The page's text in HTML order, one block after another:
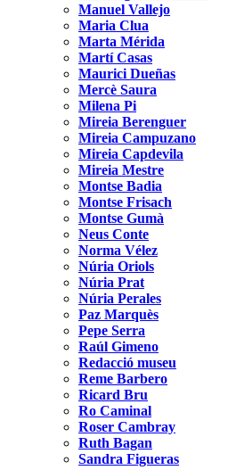
Manuel Vallejo
Maria Clua
Marta Mérida
Martí Casas
Maurici Dueñas
Mercè Saura
Milena Pi
Mireia Berenguer
Mireia Campuzano
Mireia Capdevila
Mireia Mestre
Montse Badia
Montse Frisach
Montse Gumà
Neus Conte
Norma Vélez
Núria Oriols
Núria Prat
Núria Perales
Paz Marquès
Pepe Serra
Raúl Gimeno
Redacció museu
Reme Barbero
Ricard Bru
Ro Caminal
Roser Cambray
Ruth Bagan
Sandra Figueras